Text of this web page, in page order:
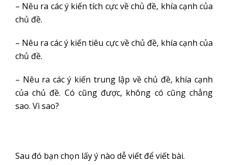
– Nêu ra các ý kiến tích cực về chủ đề, khía cạnh của
chủ đề.
– Nêu ra các ý kiến tiêu cực về chủ đề, khía cạnh của
chủ đề.
– Nêu ra các ý kiến trung lập về chủ đề, khía cạnh
của chủ đề. Có cũng được, không có cũng chẳng
sao. Vì sao?
Sau đó bạn chọn lấy ý nào dễ viết để viết bài.